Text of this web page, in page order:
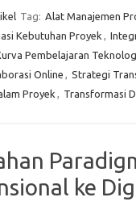
Tag: Alat Manajemen
Kebutuhan Proyek ,
Pembelajaran
Online , Strategi
Proyek , Transformasi
ke